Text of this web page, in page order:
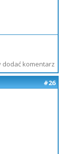
dodać komentarz
#26